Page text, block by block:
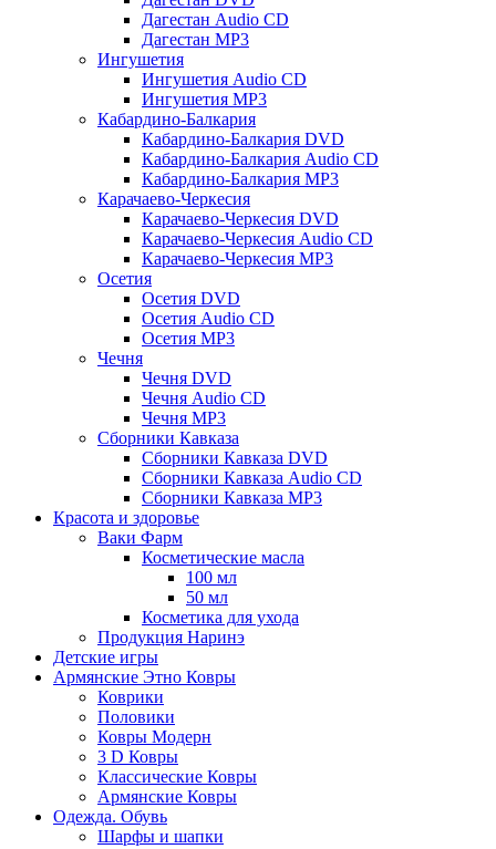
Дагестан Audio CD
Дагестан MP3
Ингушетия
Ингушетия Audio CD
Ингушетия MP3
Кабардино-Балкария
Кабардино-Балкария DVD
Кабардино-Балкария Audio CD
Кабардино-Балкария MP3
Карачаево-Черкесия
Карачаево-Черкесия DVD
Карачаево-Черкесия Audio CD
Карачаево-Черкесия MP3
Осетия
Осетия DVD
Осетия Audio CD
Осетия MP3
Чечня
Чечня DVD
Чечня Audio CD
Чечня MP3
Сборники Кавказа
Сборники Кавказа DVD
Сборники Кавказа Audio CD
Сборники Кавказа MP3
Красота и здоровье
Ваки Фарм
Косметические масла
100 мл
50 мл
Косметика для ухода
Продукция Наринэ
Детские игры
Армянские Этно Ковры
Коврики
Половики
Ковры Модерн
3 D Ковры
Классические Ковры
Армянские Ковры
Одежда. Обувь
Шарфы и шапки